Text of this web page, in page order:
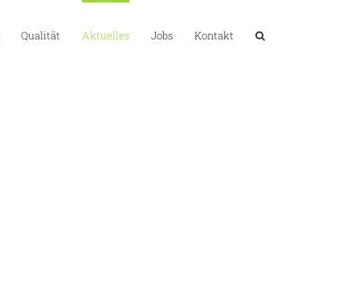
Qualität Aktuelles Jobs Kontakt